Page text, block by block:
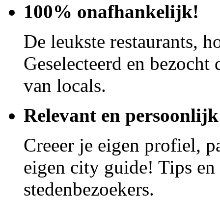
100% onafhankelijk!
De leukste restaurants,
Geselecteerd en
van locals.
Relevant en persoonlijk
Creeer je eigen profiel,
eigen city guide! Tips
stedenbezoekers.